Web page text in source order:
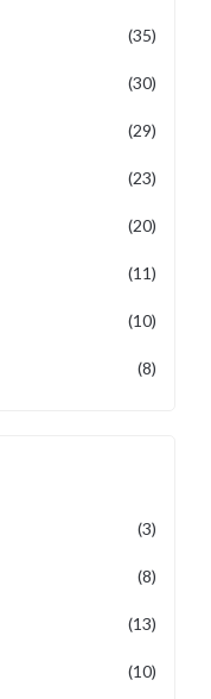
(35)
(30)
(29)
(23)
(20)
(11)
(10)
(8)
(3)
(8)
(13)
(10)